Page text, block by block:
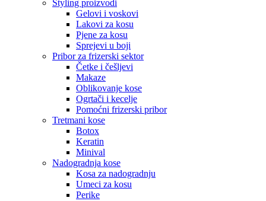
Styling proizvodi
Gelovi i voskovi
Lakovi za kosu
Pjene za kosu
Sprejevi u boji
Pribor za frizerski sektor
Četke i češljevi
Makaze
Oblikovanje kose
Ogrtači i kecelje
Pomoćni frizerski pribor
Tretmani kose
Botox
Keratin
Minival
Nadogradnja kose
Kosa za nadogradnju
Umeci za kosu
Perike